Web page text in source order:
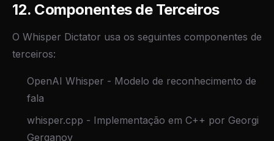
12. Componentes de Terceiros
O Whisper Dictator usa os seguintes componentes de
terceiros:
OpenAI Whisper - Modelo de reconhecimento de
fala
whisper.cpp - Implementação em C++ por Georgi
Gerganov